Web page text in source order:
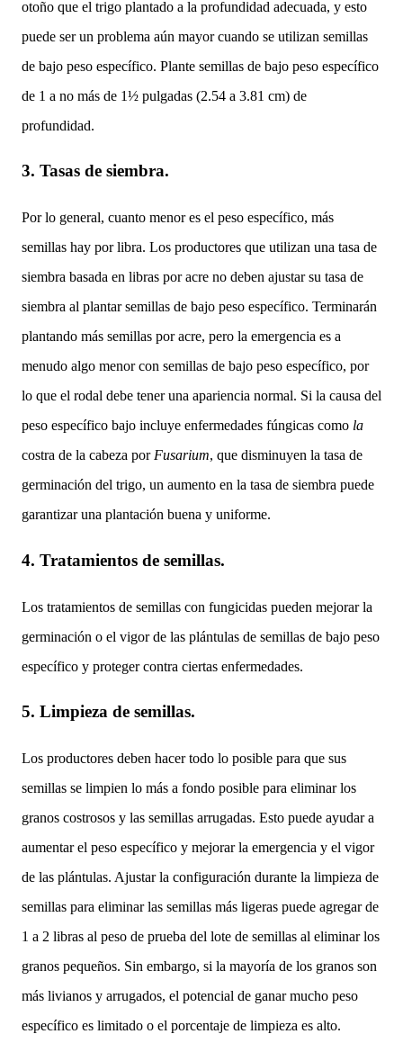
otoño que el trigo plantado a la profundidad adecuada, y esto
puede ser un problema aún mayor cuando se utilizan semillas
de bajo peso específico. Plante semillas de bajo peso específico
de 1 a no más de 1½ pulgadas (2.54 a 3.81 cm) de
profundidad.
3. Tasas de siembra.
Por lo general, cuanto menor es el peso específico, más
semillas hay por libra. Los productores que utilizan una tasa de
siembra basada en libras por acre no deben ajustar su tasa de
siembra al plantar semillas de bajo peso específico. Terminarán
plantando más semillas por acre, pero la emergencia es a
menudo algo menor con semillas de bajo peso específico, por
lo que el rodal debe tener una apariencia normal. Si la causa del
peso específico bajo incluye enfermedades fúngicas como la
costra de la cabeza por Fusarium, que disminuyen la tasa de
germinación del trigo, un aumento en la tasa de siembra puede
garantizar una plantación buena y uniforme.
4. Tratamientos de semillas.
Los tratamientos de semillas con fungicidas pueden mejorar la
germinación o el vigor de las plántulas de semillas de bajo peso
específico y proteger contra ciertas enfermedades.
5. Limpieza de semillas.
Los productores deben hacer todo lo posible para que sus
semillas se limpien lo más a fondo posible para eliminar los
granos costrosos y las semillas arrugadas. Esto puede ayudar a
aumentar el peso específico y mejorar la emergencia y el vigor
de las plántulas. Ajustar la configuración durante la limpieza de
semillas para eliminar las semillas más ligeras puede agregar de
1 a 2 libras al peso de prueba del lote de semillas al eliminar los
granos pequeños. Sin embargo, si la mayoría de los granos son
más livianos y arrugados, el potencial de ganar mucho peso
específico es limitado o el porcentaje de limpieza es alto.